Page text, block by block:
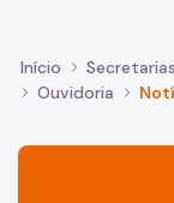
Início Secretarias
Ouvidoria